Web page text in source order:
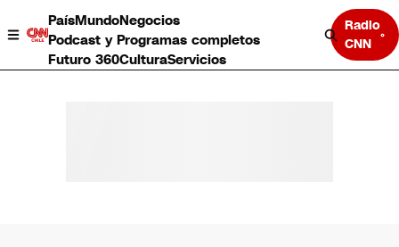
PaísMundoNegocios
Podcast y Programas completos
Futuro 360CulturaServicios
Radio
CNN